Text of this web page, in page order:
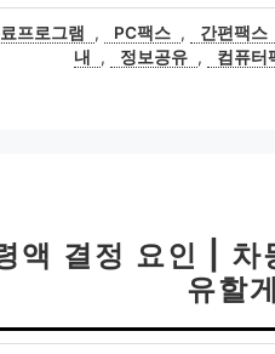
프로그램 , PC팩스 , 간편팩스
내
, 정보공유 , 컴퓨터
액 결정 요인 |
유할